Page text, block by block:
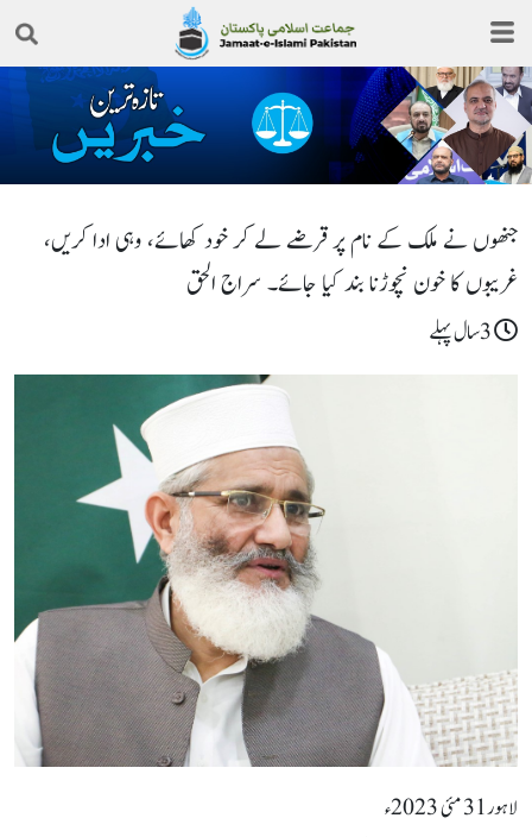
جنھوں نے ملک کے نام پر قرضے لے کر خود کھائے، وہی ادا کریں،
غریبوں کا خون نچوڑنا بند کیا جائے۔ سراج الحق
لاہور31 مئی 2023ء